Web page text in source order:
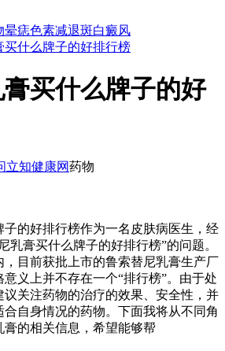
晕痣色素减退斑白癜风
买什么牌子的好排行榜
买什么牌子的好
立知健康网药物
的好排行榜作为一名皮肤病医生，经
乳膏买什么牌子的好排行榜”的问题。
，目前获批上市的鲁索替尼乳膏生产厂
义上并不存在一个“排行榜”。由于处
关注药物的治疗的效果、安全性，并
自身情况的药物。下面我将从不同角
膏的相关信息，希望能够帮